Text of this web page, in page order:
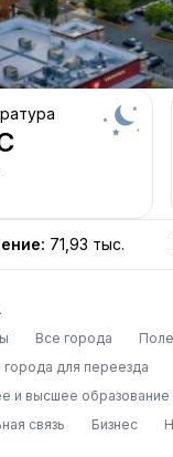
: 71,93 тыс.
Все города
для переезда
и высшее образование
связь
Бизнес